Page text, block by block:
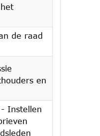
de raad
en
Instellen